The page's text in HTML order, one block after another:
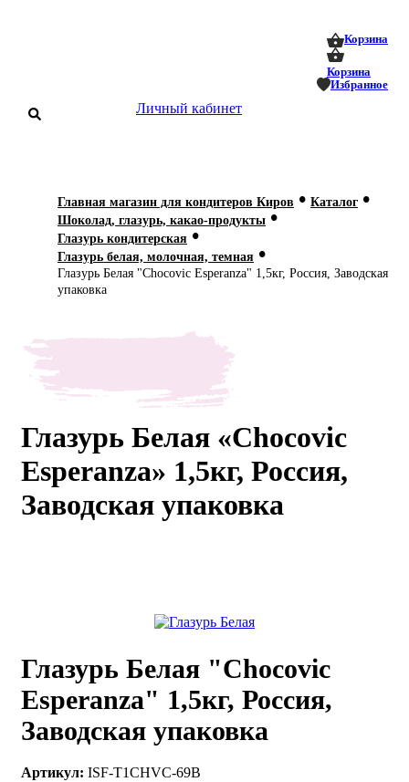
Корзина
Корзина
Избранное
Личный кабинет
Мастер-
Главная магазин для кондитеров Киров • Каталог •
Шоколад, глазурь, какао-продукты •
Глазурь кондитерская •
Глазурь белая, молочная, темная •
Глазурь Белая "Chocovic Esperanza" 1,5кг, Россия, Заводская
упаковка
Глазурь Белая «Chocovic
Esperanza» 1,5кг, Россия,
Заводская упаковка
Глазурь Белая "Chocovic
Esperanza" 1,5кг, Россия,
Заводская упаковка
Артикул: ISF-T1CHVC-69B